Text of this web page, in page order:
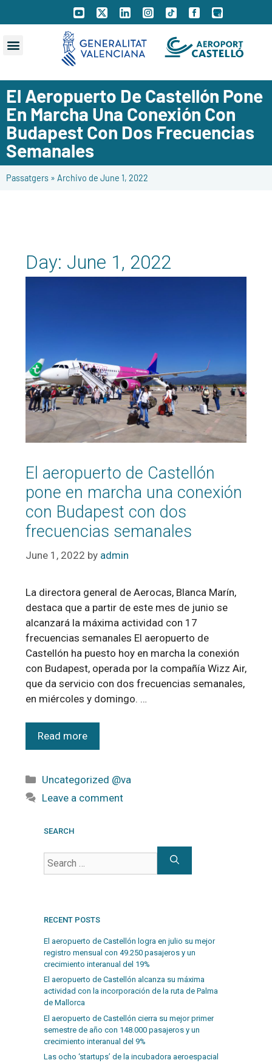
El Aeropuerto De Castellón Pone
En Marcha Una Conexión Con
Budapest Con Dos Frecuencias
Semanales
Passatgers » Archivo de June 1, 2022
Day: June 1, 2022
El aeropuerto de Castellón
pone en marcha una conexión
con Budapest con dos
frecuencias semanales
June 1, 2022 by admin
La directora general de Aerocas, Blanca Marín,
destaca que a partir de este mes de junio se
alcanzará la máxima actividad con 17
frecuencias semanales El aeropuerto de
Castellón ha puesto hoy en marcha la conexión
con Budapest, operada por la compañía Wizz Air,
que da servicio con dos frecuencias semanales,
en miércoles y domingo. …
Read more
Uncategorized @va
Leave a comment
SEARCH
RECENT POSTS
El aeropuerto de Castellón logra en julio su mejor
registro mensual con 49.250 pasajeros y un
crecimiento interanual del 19%
El aeropuerto de Castellón alcanza su máxima
actividad con la incorporación de la ruta de Palma
de Mallorca
El aeropuerto de Castellón cierra su mejor primer
semestre de año con 148.000 pasajeros y un
crecimiento interanual del 9%
Las ocho ‘startups’ de la incubadora aeroespacial